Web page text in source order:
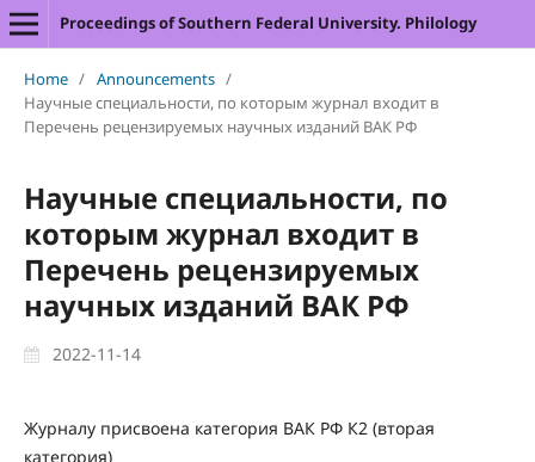
Proceedings of Southern Federal University. Philology
Home / Announcements /
Научные специальности, по которым журнал входит в
Перечень рецензируемых научных изданий ВАК РФ
Научные специальности, по
которым журнал входит в
Перечень рецензируемых
научных изданий ВАК РФ
2022-11-14
Журналу присвоена категория ВАК РФ К2 (вторая
категория)